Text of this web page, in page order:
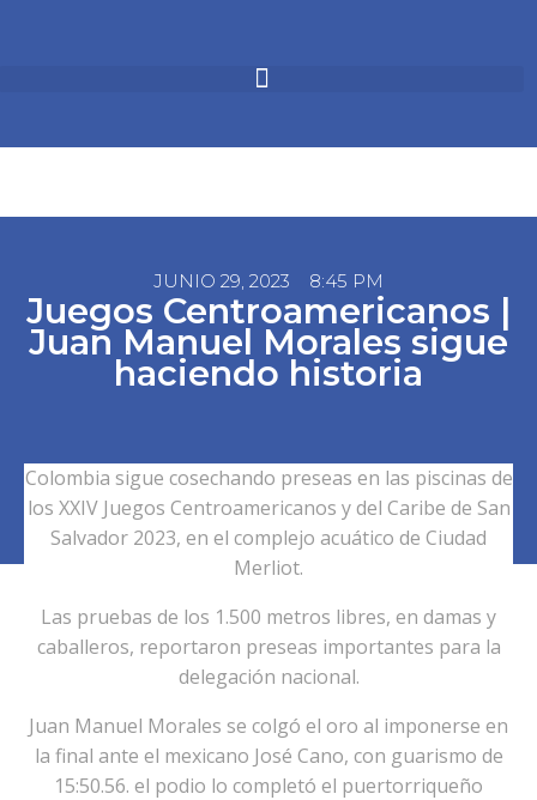
JUNIO 29, 2023 8:45 PM
Juegos Centroamericanos |
Juan Manuel Morales sigue
haciendo historia
Colombia sigue cosechando preseas en las piscinas de
los XXIV Juegos Centroamericanos y del Caribe de San
Salvador 2023, en el complejo acuático de Ciudad
Merliot.
Las pruebas de los 1.500 metros libres, en damas y
caballeros, reportaron preseas importantes para la
delegación nacional.
Juan Manuel Morales se colgó el oro al imponerse en
la final ante el mexicano José Cano, con guarismo de
15:50.56. el podio lo completó el puertorriqueño